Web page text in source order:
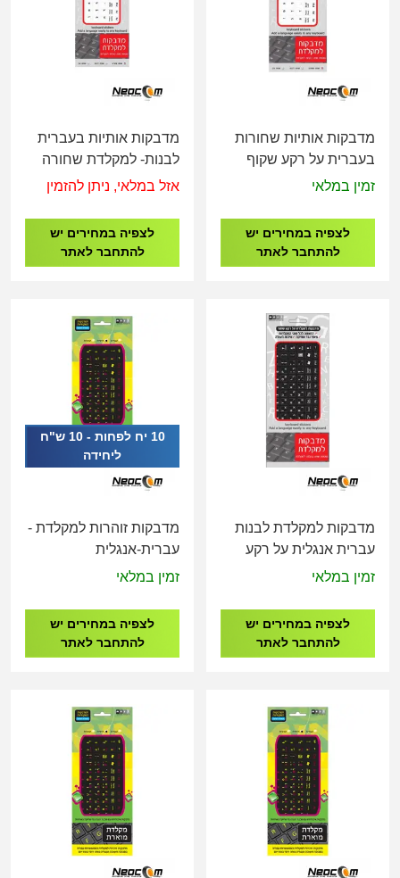
מדבקות אותיות שחורות
בעברית על רקע שקוף
זמין במלאי
לצפיה במחירים יש
להתחבר לאתר
מדבקות אותיות בעברית
לבנות- למקלדת שחורה
אזל במלאי, ניתן להזמין
לצפיה במחירים יש
להתחבר לאתר
מדבקות למקלדת לבנות
עברית אנגלית על רקע
שחור
זמין במלאי
לצפיה במחירים יש
להתחבר לאתר
10 יח לפחות - 10 ש"ח
ליחידה
מדבקות זוהרות למקלדת -
עברית-אנגלית
זמין במלאי
לצפיה במחירים יש
להתחבר לאתר